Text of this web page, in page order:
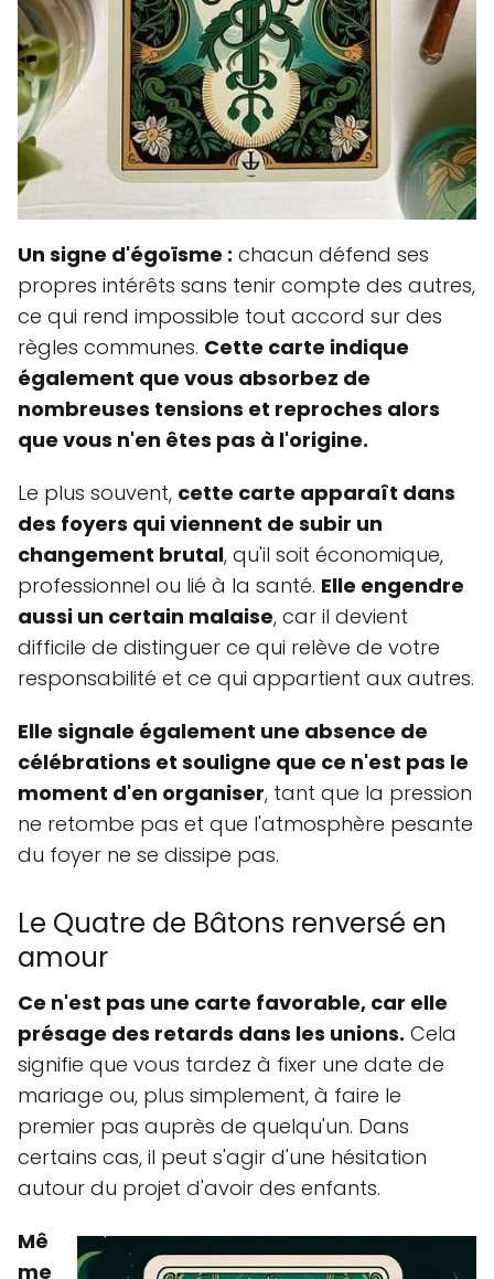
Un signe d'égoïsme : chacun défend ses
propres intérêts sans tenir compte des autres,
ce qui rend impossible tout accord sur des
règles communes. Cette carte indique
également que vous absorbez de
nombreuses tensions et reproches alors
que vous n'en êtes pas à l'origine.
Le plus souvent, cette carte apparaît dans
des foyers qui viennent de subir un
changement brutal, qu'il soit économique,
professionnel ou lié à la santé. Elle engendre
aussi un certain malaise, car il devient
difficile de distinguer ce qui relève de votre
responsabilité et ce qui appartient aux autres.
Elle signale également une absence de
célébrations et souligne que ce n'est pas le
moment d'en organiser, tant que la pression
ne retombe pas et que l'atmosphère pesante
du foyer ne se dissipe pas.
Le Quatre de Bâtons renversé en
amour
Ce n'est pas une carte favorable, car elle
présage des retards dans les unions. Cela
signifie que vous tardez à fixer une date de
mariage ou, plus simplement, à faire le
premier pas auprès de quelqu'un. Dans
certains cas, il peut s'agir d'une hésitation
autour du projet d'avoir des enfants.
Mê
me